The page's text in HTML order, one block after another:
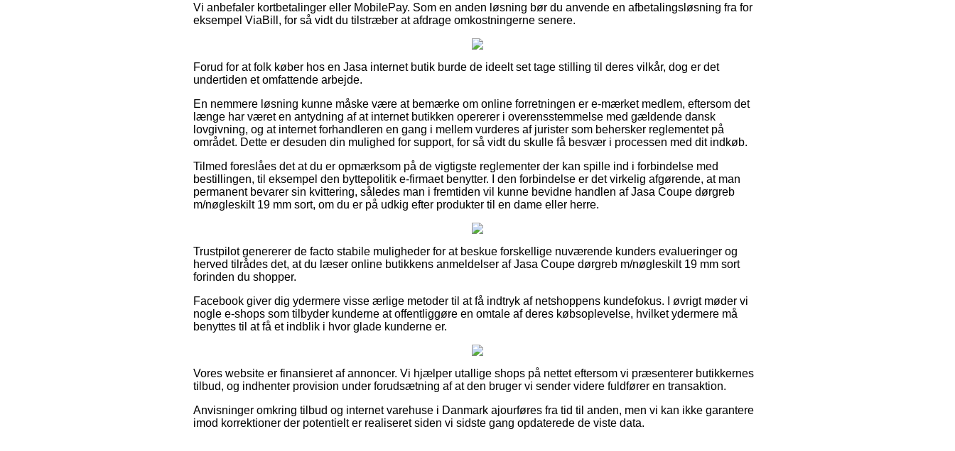
Vi anbefaler kortbetalinger eller MobilePay. Som en anden løsning bør du anvende en afbetalingsløsning fra for
eksempel ViaBill, for så vidt du tilstræber at afdrage omkostningerne senere.
Forud for at folk køber hos en Jasa internet butik burde de ideelt set tage stilling til deres vilkår, dog er det
undertiden et omfattende arbejde.
En nemmere løsning kunne måske være at bemærke om online forretningen er e-mærket medlem, eftersom det
længe har været en antydning af at internet butikken opererer i overensstemmelse med gældende dansk
lovgivning, og at internet forhandleren en gang i mellem vurderes af jurister som behersker reglementet på
området. Dette er desuden din mulighed for support, for så vidt du skulle få besvær i processen med dit indkøb.
Tilmed foreslåes det at du er opmærksom på de vigtigste reglementer der kan spille ind i forbindelse med
bestillingen, til eksempel den byttepolitik e-firmaet benytter. I den forbindelse er det virkelig afgørende, at man
permanent bevarer sin kvittering, således man i fremtiden vil kunne bevidne handlen af Jasa Coupe dørgreb
m/nøgleskilt 19 mm sort, om du er på udkig efter produkter til en dame eller herre.
Trustpilot genererer de facto stabile muligheder for at beskue forskellige nuværende kunders evalueringer og
herved tilrådes det, at du læser online butikkens anmeldelser af Jasa Coupe dørgreb m/nøgleskilt 19 mm sort
forinden du shopper.
Facebook giver dig ydermere visse ærlige metoder til at få indtryk af netshoppens kundefokus. I øvrigt møder vi
nogle e-shops som tilbyder kunderne at offentliggøre en omtale af deres købsoplevelse, hvilket ydermere må
benyttes til at få et indblik i hvor glade kunderne er.
Vores website er finansieret af annoncer. Vi hjælper utallige shops på nettet eftersom vi præsenterer butikkernes
tilbud, og indhenter provision under forudsætning af at den bruger vi sender videre fuldfører en transaktion.
Anvisninger omkring tilbud og internet varehuse i Danmark ajourføres fra tid til anden, men vi kan ikke garantere
imod korrektioner der potentielt er realiseret siden vi sidste gang opdaterede de viste data.